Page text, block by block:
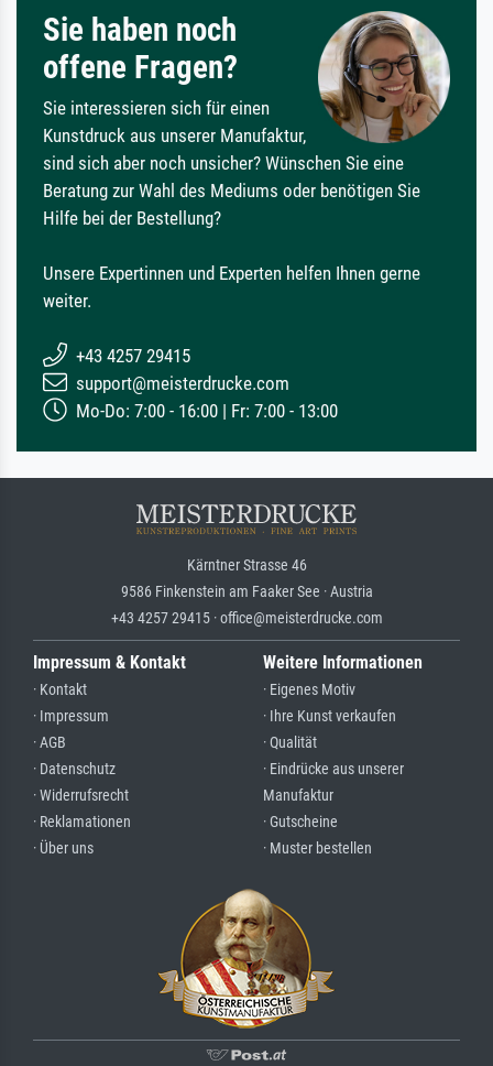
Sie haben noch
offene Fragen?
Sie interessieren sich für einen
Kunstdruck aus unserer Manufaktur,
sind sich aber noch unsicher? Wünschen Sie eine
Beratung zur Wahl des Mediums oder benötigen Sie
Hilfe bei der Bestellung?
Unsere Expertinnen und Experten helfen Ihnen gerne
weiter.
+43 4257 29415
support@meisterdrucke.com
Mo-Do: 7:00 - 16:00 | Fr: 7:00 - 13:00
Kärntner Strasse 46
9586 Finkenstein am Faaker See · Austria
+43 4257 29415 · office@meisterdrucke.com
Impressum & Kontakt
· Kontakt
· Impressum
· AGB
· Datenschutz
· Widerrufsrecht
· Reklamationen
· Über uns
Weitere Informationen
· Eigenes Motiv
· Ihre Kunst verkaufen
· Qualität
· Eindrücke aus unserer
Manufaktur
· Gutscheine
· Muster bestellen